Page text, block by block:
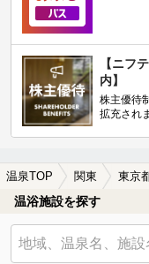
【ニフ
内】
株主優待
拡充され
温泉TOP 関東 東京
温浴施設を探す